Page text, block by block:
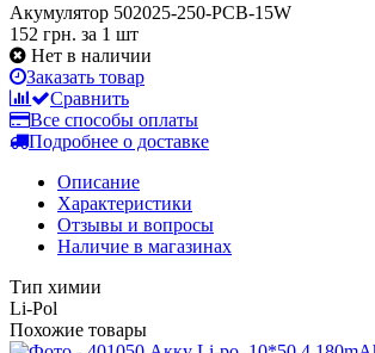
Акумулятор 502025-250-PCB-15W
152 грн. за 1 шт
Нет в наличии
Заказать товар
Сравнить
Все способы оплаты
Подробнее о доставке
Описание
Характеристики
Отзывы и вопросы
Наличие в магазинах
Тип химии
Li-Pol
Похожие товары